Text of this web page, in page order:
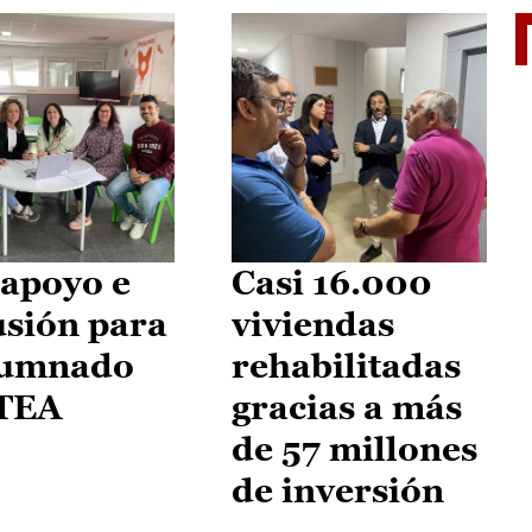
e
para
Casi 16.000
viviendas
rehabilitadas
gracias a más
de 57 millones
de inversión